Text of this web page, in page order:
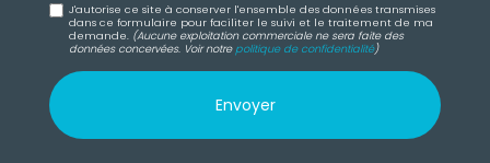
J'autorise ce site à conserver l'ensemble des données transmises
dans ce formulaire pour faciliter le suivi et le traitement de ma
demande. (Aucune exploitation commerciale ne sera faite des
données concervées. Voir notre politique de confidentialité)